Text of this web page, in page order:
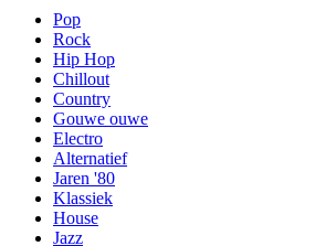
Pop
Rock
Hip Hop
Chillout
Country
Gouwe ouwe
Electro
Alternatief
Jaren '80
Klassiek
House
Jazz